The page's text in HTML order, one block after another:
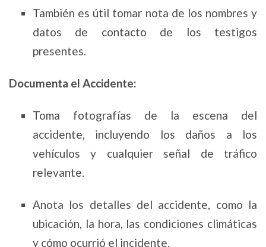
También es útil tomar nota de los nombres y
datos de contacto de los testigos
presentes.
Documenta el Accidente:
Toma fotografías de la escena del
accidente, incluyendo los daños a los
vehículos y cualquier señal de tráfico
relevante.
Anota los detalles del accidente, como la
ubicación, la hora, las condiciones climáticas
y cómo ocurrió el incidente.